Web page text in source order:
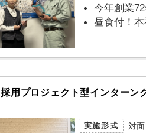
今年創業
昼食付！
採用プロジェクト型インターン
実施形式 対